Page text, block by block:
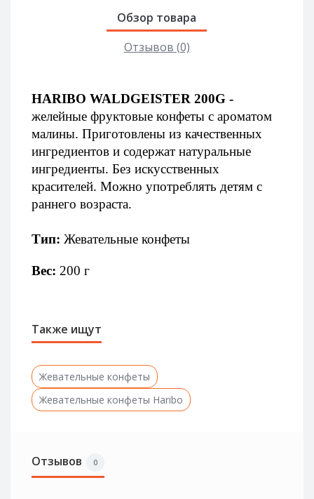
Обзор товара
Отзывов (0)
HARIBO WALDGEISTER 200G -
желейные фруктовые конфеты с ароматом
малины. Приготовлены из качественных
ингредиентов и содержат натуральные
ингредиенты. Без искусственных
красителей. Можно употреблять детям с
раннего возраста.
Тип: Жевательные конфеты
Вес: 200 г
Также ищут
Жевательные конфеты
Жевательные конфеты Haribo
Отзывов 0